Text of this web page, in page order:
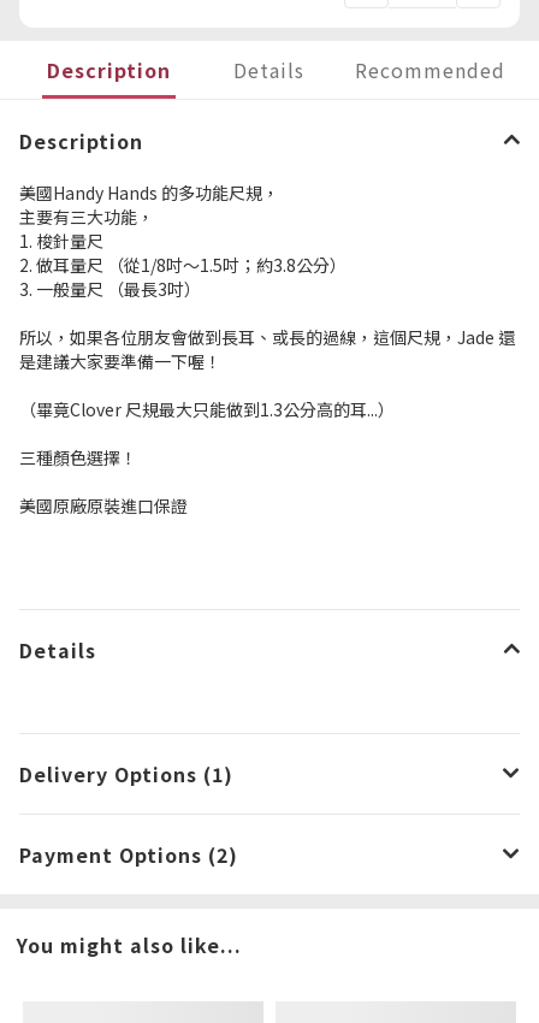
Description Details Recommended
Description
美國Handy Hands 的多功能尺規，
主要有三大功能，
1. 梭針量尺
2. 做耳量尺 （從1/8吋～1.5吋；約3.8公分）
3. 一般量尺 （最長3吋）
所以，如果各位朋友會做到長耳、或長的過線，這個尺規，Jade 還
是建議大家要準備一下喔！
（畢竟Clover 尺規最大只能做到1.3公分高的耳...）
三種顏色選擇！
美國原廠原裝進口保證
Details
Delivery Options (1)
Payment Options (2)
You might also like...